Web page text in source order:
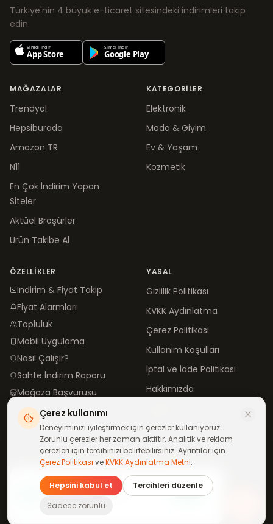
Türkiye'nin 4 büyük e-ticaret sitesindeki indirimleri takip
edin.
MAĞAZALAR
Trendyol
Hepsiburada
Amazon TR
N11
En Çok İndirim Yapan
Siteler
Aktüel Broşürler
Ürün Takibe Al
KATEGORILER
Elektronik
Moda & Giyim
Ev & Yaşam
Kozmetik
ÖZELLIKLER
İndirim & Fiyat Takip
Fiyat Alarmları
Topluluk
Mobil Uygulama
Nasıl Çalışır?
Sahte İndirim Raporu
Mağaza Başvurusu
YASAL
Gizlilik Politikası
KVKK Aydınlatma
Çerez Politikası
Kullanım Koşulları
İptal ve İade Politikası
Hakkımızda
Blog
©2026neindirimde.com · Türkiye'de ile yapıldı
Tüm mağazalar aktif
Çerez kullanımı
Deneyiminizi iyileştirmek için çerezler kullanıyoruz.
Zorunlu çerezler her zaman aktiftir. Analitik ve reklam
çerezleri için tercihinizi belirtebilirsiniz. Ayrıntılar için
Çerez Politikası veKVKK Aydınlatma Metni.
Hepsini kabul et
Tercihleri düzenle
Sadece zorunlu
Günün fırsatları
telefonuna gelsin
WhatsApp kanalımıza ücretsiz
katıl
Katıl